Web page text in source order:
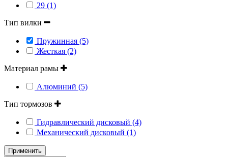
29 (1)
Тип вилки
Пружинная (5)
Жесткая (2)
Материал рамы
Алюминий (5)
Тип тормозов
Гидравлический дисковый (4)
Механический дисковый (1)
Применить